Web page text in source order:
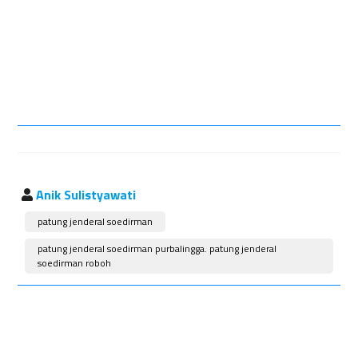
Anik Sulistyawati
patung jenderal soedirman
patung jenderal soedirman purbalingga. patung jenderal
soedirman roboh